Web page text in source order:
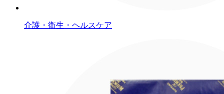
介護・衛生・ヘルスケア